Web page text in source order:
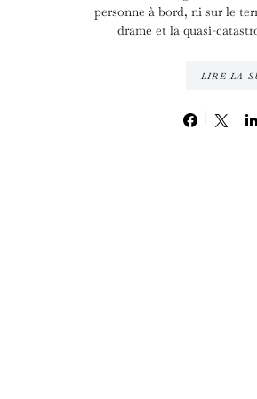
personne à bord, ni sur le
drame et la quasi-
LIRE LA